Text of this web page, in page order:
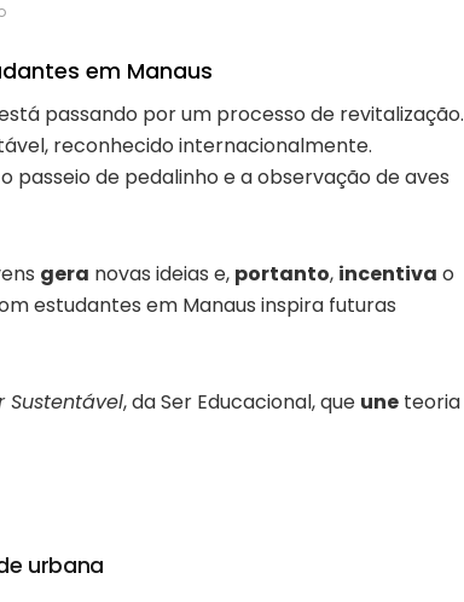
em Manaus
passando por um processo de revitalização.
reconhecido internacionalmente.
de pedalinho e a observação de aves
gera novas ideias e, portanto, incentiva o
estudantes em Manaus inspira futuras
Sustentável, da Ser Educacional, que une teoria
urbana